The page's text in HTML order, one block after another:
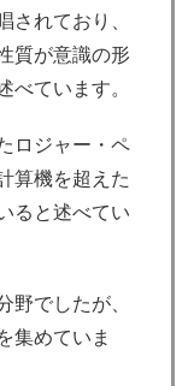
されており、
質が意識の形
べています。
ロジャー・ペ
算機を超えた
ると述べてい
野でしたが、
集めていま